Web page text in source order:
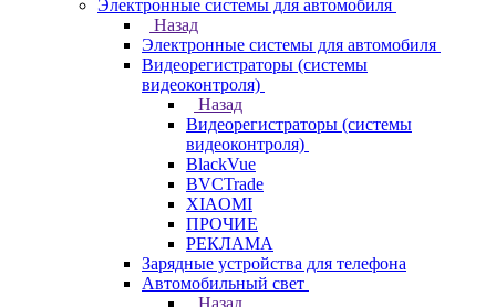
Электронные системы для автомобиля
Назад
Электронные системы для автомобиля
Видеорегистраторы (системы
видеоконтроля)
Назад
Видеорегистраторы (системы
видеоконтроля)
BlackVue
BVCTrade
XIAOMI
ПРОЧИЕ
РЕКЛАМА
Зарядные устройства для телефона
Автомобильный свет
Назад